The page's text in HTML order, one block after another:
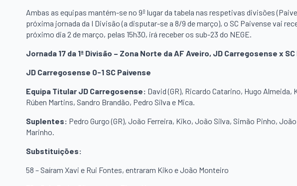
Ambas as equipas mantém-se no 9º lugar da tabela nas respetivas divisões
próxima jornada da I Divisão (a disputar-se a 8/9 de março), o SC Paivense vai
próximo dia 2 de março, pelas 15h30, irá receber os sub-23 do NEGE.
Jornada 17 da 1ª Divisão – Zona Norte da AF Aveiro, JD Carregosense x
JD Carregosense 0-1 SC Paivense
Equipa Titular JD Carregosense: David (GR), Ricardo Catarino, Hugo
Rúben Martins, Sandro Brandão, Pedro Silva e Mica.
Suplentes: Pedro Gurgo (GR), João Ferreira, Kiko, João Silva, Simão Pinho,
Marinho.
Substituições:
58 – Saíram Xavi e Rui Fontes, entraram Kiko e João Monteiro